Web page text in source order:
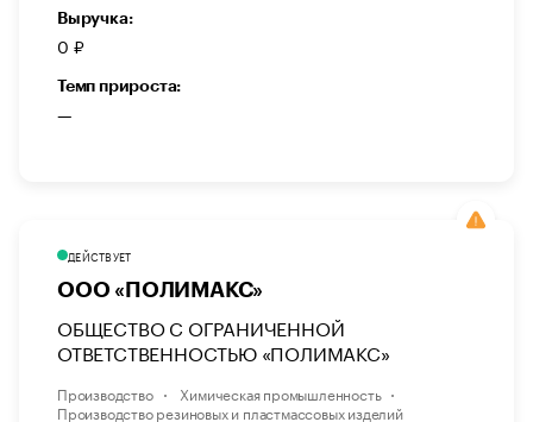
Выручка:
0 ₽
Темп прироста:
—
ДЕЙСТВУЕТ
ООО «ПОЛИМАКС»
ОБЩЕСТВО С ОГРАНИЧЕННОЙ
ОТВЕТСТВЕННОСТЬЮ «ПОЛИМАКС»
Производство
Химическая промышленность
Производство резиновых и пластмассовых изделий